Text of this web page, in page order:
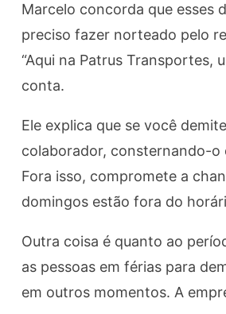
Marcelo concorda que esses
preciso fazer norteado pelo
“Aqui na Patrus Transportes,
conta.
Ele explica que se você
colaborador, consternando-o
Fora isso, compromete a
domingos estão fora do
Outra coisa é quanto ao
as pessoas em férias para
em outros momentos. A